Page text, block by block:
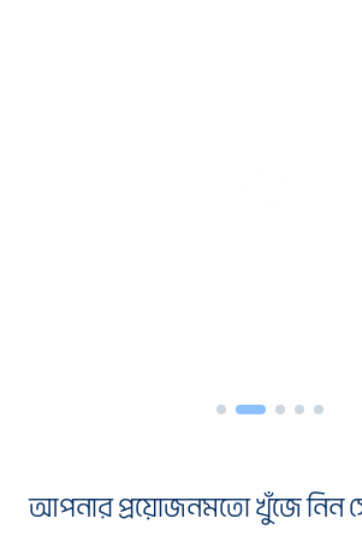
আপনার প্রয়োজনমতো খুঁজে নিন